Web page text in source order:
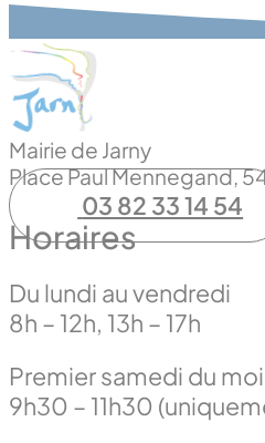
Mairie de Jarny
Place Paul Mennegand,
03 82 33 14 54
Horaires
Du lundi au vendredi
8h – 12h, 13h – 17h
Premier samedi du
9h30 – 11h30